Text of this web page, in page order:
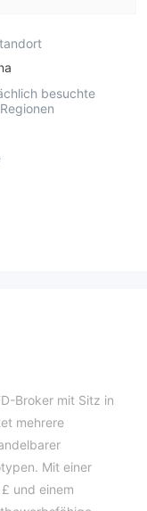
besuchte
Broker mit Sitz in
mehrere
Mit einer
und einem